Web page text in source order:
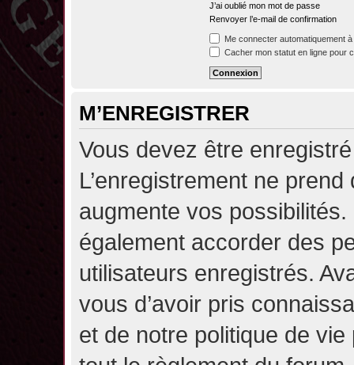
J’ai oublié mon mot de passe
Renvoyer l’e-mail de confirmation
Me connecter automatiquement
Cacher mon statut en ligne pour
M’ENREGISTRER
Vous devez être
L’enregistrement ne
augmente vos possibilités.
également accorder des
utilisateurs enregistrés.
vous d’avoir pris
et de notre politique de